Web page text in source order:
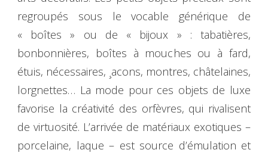
regroupés sous le vocable générique de
« boîtes » ou de « bijoux » : tabatières,
bonbonnières, boîtes à mouches ou à fard,
étuis, nécessaires, ¸acons, montres, châtelaines,
lorgnettes… La mode pour ces objets de luxe
favorise la créativité des orfèvres, qui rivalisent
de virtuosité. L’arrivée de matériaux exotiques –
porcelaine, laque – est source d’émulation et